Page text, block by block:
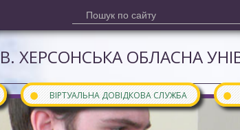
ХЕРСОНСЬКА ОБЛАСНА
● ВІРТУАЛЬНА ДОВІДКОВА СЛУЖБА ●